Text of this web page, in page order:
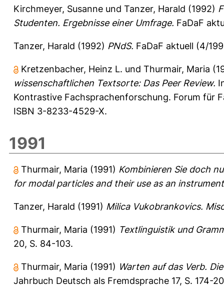
Kirchmeyer, Susanne und Tanzer, Harald (1992)
Studenten. Ergebnisse einer Umfrage. FaDaF
Tanzer, Harald (1992) PNdS. FaDaF aktuell (4/
Kretzenbacher, Heinz L. und Thurmair, Maria
wissenschaftlichen Textsorte: Das Peer Review.
Kontrastive Fachsprachenforschung. Forum für
ISBN 3-8233-4529-X.
1991
Thurmair, Maria (1991) Kombinieren Sie doch
for modal particles and their use as an
Tanzer, Harald (1991) Milica Vukobrankovics.
Thurmair, Maria (1991) Textlinguistik und
20, S. 84-103.
Thurmair, Maria (1991) Warten auf das Verb.
Jahrbuch Deutsch als Fremdsprache 17, S. 174-